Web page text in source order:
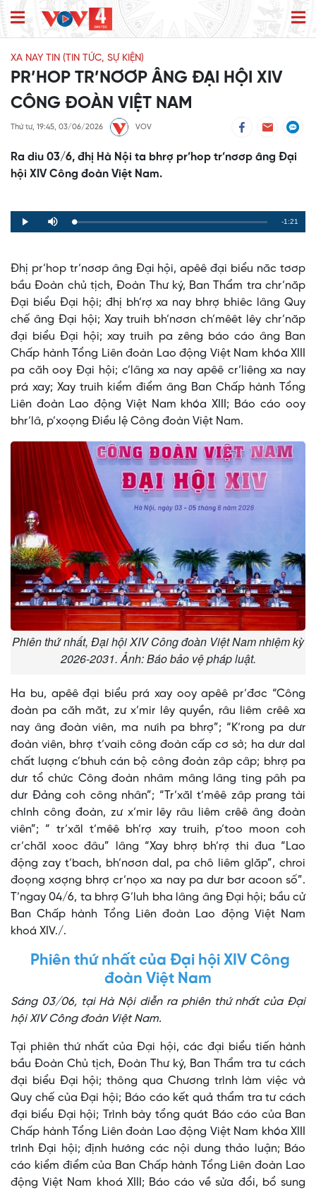
XA NAY TIN (TIN TỨC, SỰ KIỆN)
PR’HOP TR’NƠƠP ÂNG ĐẠI HỘI XIV
CÔNG ĐOÀN VIỆT NAM
Thứ tư, 19:45, 03/06/2026 VOV
Ra diu 03/6, đhị Hà Nội ta bhrợ pr’hop tr’nơơp âng Đại
hội XIV Công đoàn Việt Nam.
Play Mute Loaded:
0%
Progress:
0%
Remaining
-1:21
Đhị pr’hop tr’nơơp âng Đại hội, apêê đại biểu năc tơơp
bầu Đoàn chủ tịch, Đoàn Thư ký, Ban Thẩm tra chr’năp
Đại biểu Đại hội; đhị bh’rợ xa nay bhrợ bhiêc lâng Quy
chế âng Đại hội; Xay truih bh’nơơn ch’mêêt lêy chr’năp
đại biểu Đại hội; xay truih pa zêng báo cáo âng Ban
Chấp hành Tổng Liên đoàn Lao động Việt Nam khóa XIII
pa căh ooy Đại hội; c’lâng xa nay apêê cr’liêng xa nay
prá xay; Xay truih kiểm điểm âng Ban Chấp hành Tổng
Liên đoàn Lao động Việt Nam khóa XIII; Báo cáo ooy
bhr’lâ, p’xoọng Điều lệ Công đoàn Việt Nam.
Phiên thứ nhất, Đại hội XIV Công đoàn Việt Nam nhiệm kỳ
2026-2031. Ảnh: Báo bảo vệ pháp luật.
Ha bu, apêê đại biểu prá xay ooy apêê pr’đơc “Công
đoàn pa căh măt, zư x’mir lêy quyền, râu liêm crêê xa
nay âng đoàn viên, ma nưih pa bhrợ”; “K’rong pa dưr
đoàn viên, bhrợ t’vaih công đoàn cấp cơ sở; ha dưr dal
chất lượng c’bhuh cán bộ công đoàn zâp câp; bhrợ pa
dưr tổ chức Công đoàn nhâm mâng lâng ting pâh pa
dưr Đảng coh công nhân”; “Tr’xăl t’mêê zâp prang tài
chính công đoàn, zư x’mir lêy râu liêm crêê âng đoàn
viên”; “ tr’xăl t’mêê bh’rợ xay truih, p’too moon coh
cr’chăl xooc đâu” lâng “Xay bhrợ bh’rợ thi đua “Lao
động zay t’bach, bh’nơơn dal, pa chô liêm glăp”, chroi
đoọng xơợng bhrợ cr’nọo xa nay pa dưr bơr acoon số”.
T’ngay 04/6, ta bhrợ G’luh bha lâng âng Đại hội; bầu cử
Ban Chấp hành Tổng Liên đoàn Lao động Việt Nam
khoá XIV./.
Phiên thứ nhất của Đại hội XIV Công
đoàn Việt Nam
Sáng 03/06, tại Hà Nội diễn ra phiên thứ nhất của Đại
hội XIV Công đoàn Việt Nam.
Tại phiên thứ nhất của Đại hội, các đại biểu tiến hành
bầu Đoàn Chủ tịch, Đoàn Thư ký, Ban Thẩm tra tư cách
đại biểu Đại hội; thông qua Chương trình làm việc và
Quy chế của Đại hội; Báo cáo kết quả thẩm tra tư cách
đại biểu Đại hội; Trình bày tổng quát Báo cáo của Ban
Chấp hành Tổng Liên đoàn Lao động Việt Nam khóa XIII
trình Đại hội; định hướng các nội dung thảo luận; Báo
cáo kiểm điểm của Ban Chấp hành Tổng Liên đoàn Lao
động Việt Nam khoá XIII; Báo cáo về sửa đổi, bổ sung